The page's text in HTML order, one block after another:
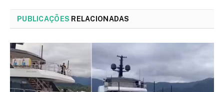
PUBLICAÇÕES RELACIONADAS